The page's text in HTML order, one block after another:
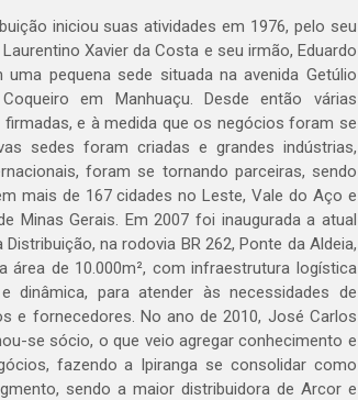
iniciou suas atividades em 1976, pelo seu
Xavier da Costa e seu irmão, Eduardo
uma pequena sede situada na avenida Getúlio
em Manhuaçu. Desde então várias
e à medida que os negócios foram se
sedes foram criadas e grandes indústrias,
foram se tornando parceiras, sendo
mais de 167 cidades no Leste, Vale do Aço e
Minas Gerais. Em 2007 foi inaugurada a atual
Distribuição, na rodovia BR 262, Ponte da Aldeia,
área de 10.000m², com infraestrutura logística
dinâmica, para atender às necessidades de
e fornecedores. No ano de 2010, José Carlos
se sócio, o que veio agregar conhecimento e
fazendo a Ipiranga se consolidar como
sendo a maior distribuidora de Arcor e